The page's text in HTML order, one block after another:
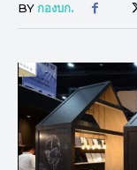
BY กองบก.